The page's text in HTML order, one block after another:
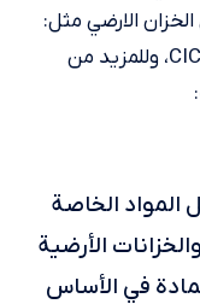
الارضي مثل:
مادة الايبوكسي، والسايكو بروف، ومادة CIC، وللمزيد من
الخاصة
الأرضية
في الأساس